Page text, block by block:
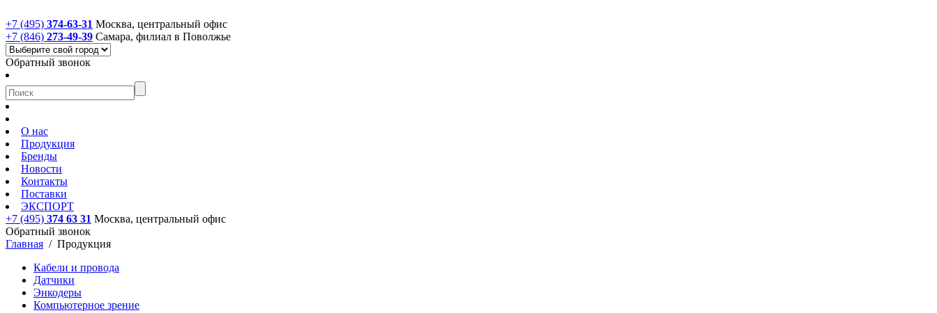
+7 (495) 374-63-31 Москва, центральный офис
+7 (846) 273-49-39 Самара, филиал в Поволжье
Обратный звонок
О нас
Продукция
Бренды
Новости
Контакты
Поставки
ЭКСПОРТ
+7 (495) 374 63 31 Москва, центральный офис
Обратный звонок
Главная / Продукция
Кабели и провода
Датчики
Энкодеры
Компьютерное зрение